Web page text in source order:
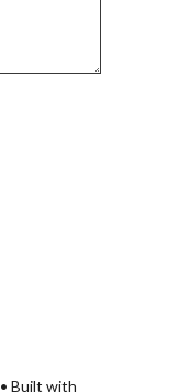
• Built with